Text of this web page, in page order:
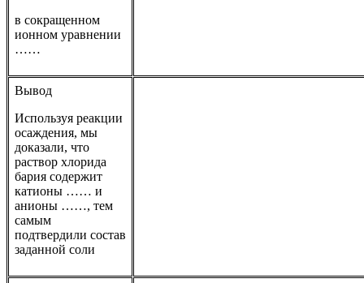
в сокращенном
ионном уравнении
……
Вывод
Используя реакции
осаждения, мы
доказали, что
раствор хлорида
бария содержит
катионы …… и
анионы ……, тем
самым
подтвердили состав
заданной соли